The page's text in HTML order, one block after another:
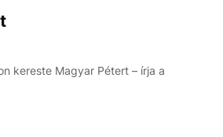
kereste Magyar Pétert – írja a